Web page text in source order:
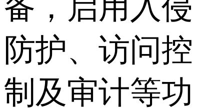
防护、访问控
制及审计等功